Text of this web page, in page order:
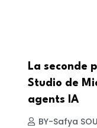
La seconde
Studio de
agents IA
BY-Safya